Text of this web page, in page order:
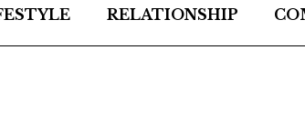
RELATIONSHIP